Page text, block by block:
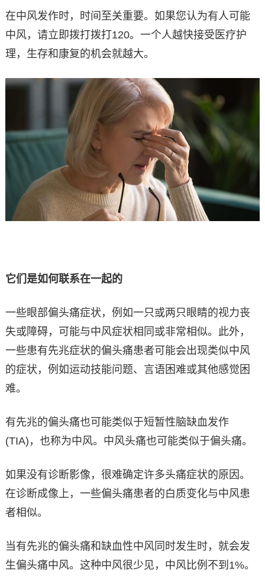
在中风发作时，时间至关重要。如果您认为有人可能
中风，请立即拨打拨打120。一个人越快接受医疗护
理，生存和康复的机会就越大。
它们是如何联系在一起的
一些眼部偏头痛症状，例如一只或两只眼睛的视力丧
失或障碍，可能与中风症状相同或非常相似。此外，
一些患有先兆症状的偏头痛患者可能会出现类似中风
的症状，例如运动技能问题、言语困难或其他感觉困
难。
有先兆的偏头痛也可能类似于短暂性脑缺血发作
(TIA)，也称为中风。中风头痛也可能类似于偏头痛。
如果没有诊断影像，很难确定许多头痛症状的原因。
在诊断成像上，一些偏头痛患者的白质变化与中风患
者相似。
当有先兆的偏头痛和缺血性中风同时发生时，就会发
生偏头痛中风。这种中风很少见，中风比例不到1%。